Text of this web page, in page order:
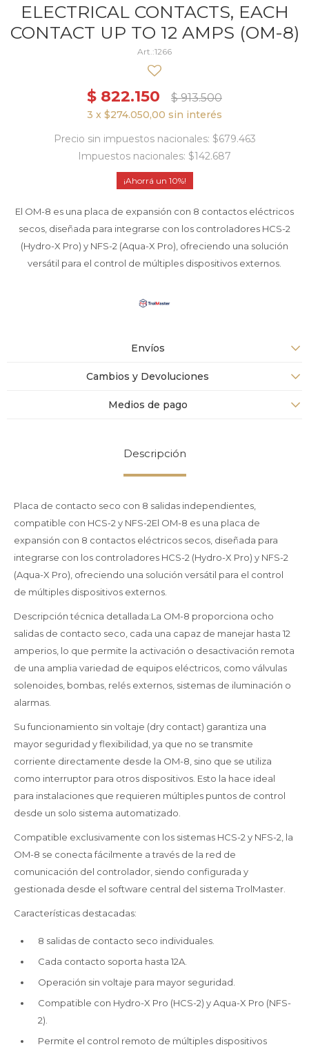
ELECTRICAL CONTACTS, EACH
CONTACT UP TO 12 AMPS (OM-8)
1266
$ 822.150 $ 913.500
3 x $274.050,00 sin interés
Precio sin impuestos nacionales: $679.463
Impuestos nacionales: $142.687
10
El OM-8 es una placa de expansión con 8 contactos eléctricos
secos, diseñada para integrarse con los controladores HCS-2
(Hydro-X Pro) y NFS-2 (Aqua-X Pro), ofreciendo una solución
versátil para el control de múltiples dispositivos externos.
Envíos
Cambios y Devoluciones
Medios de pago
Descripción
Placa de contacto seco con 8 salidas independientes,
compatible con HCS-2 y NFS-2El OM-8 es una placa de
expansión con 8 contactos eléctricos secos, diseñada para
integrarse con los controladores HCS-2 (Hydro-X Pro) y NFS-2
(Aqua-X Pro), ofreciendo una solución versátil para el control
de múltiples dispositivos externos.
Descripción técnica detallada:La OM-8 proporciona ocho
salidas de contacto seco, cada una capaz de manejar hasta 12
amperios, lo que permite la activación o desactivación remota
de una amplia variedad de equipos eléctricos, como válvulas
solenoides, bombas, relés externos, sistemas de iluminación o
alarmas.
Su funcionamiento sin voltaje (dry contact) garantiza una
mayor seguridad y flexibilidad, ya que no se transmite
corriente directamente desde la OM-8, sino que se utiliza
como interruptor para otros dispositivos. Esto la hace ideal
para instalaciones que requieren múltiples puntos de control
desde un solo sistema automatizado.
Compatible exclusivamente con los sistemas HCS-2 y NFS-2, la
OM-8 se conecta fácilmente a través de la red de
comunicación del controlador, siendo configurada y
gestionada desde el software central del sistema TrolMaster.
Características destacadas:
8 salidas de contacto seco individuales.
Cada contacto soporta hasta 12A.
Operación sin voltaje para mayor seguridad.
Compatible con Hydro-X Pro (HCS-2) y Aqua-X Pro (NFS-
2).
Permite el control remoto de múltiples dispositivos